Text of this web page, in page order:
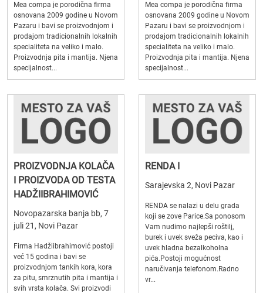
Mea compa je porodična firma
osnovana 2009 godine u Novom
Pazaru i bavi se proizvodnjom i
prodajom tradicionalnih lokalnih
specialiteta na veliko i malo.
Proizvodnja pita i mantija. Njena
specijalnost...
Mea compa je porodična firma
osnovana 2009 godine u Novom
Pazaru i bavi se proizvodnjom i
prodajom tradicionalnih lokalnih
specialiteta na veliko i malo.
Proizvodnja pita i mantija. Njena
specijalnost...
PROIZVODNJA KOLAČA
I PROIZVODA OD TESTA
HADŽIIBRAHIMOVIĆ
Novopazarska banja bb, 7
juli 21, Novi Pazar
Firma Hadžiibrahimović postoji
već 15 godina i bavi se
proizvodnjom tankih kora, kora
za pitu, smrznutih pita i mantija i
svih vrsta kolača. Svi proizvodi
RENDA I
Sarajevska 2, Novi Pazar
RENDA se nalazi u delu grada
koji se zove Parice.Sa ponosom
Vam nudimo najlepši roštilj,
burek i uvek sveža peciva, kao i
uvek hladna bezalkoholna
pića.Postoji mogućnost
naručivanja telefonom.Radno
vr...